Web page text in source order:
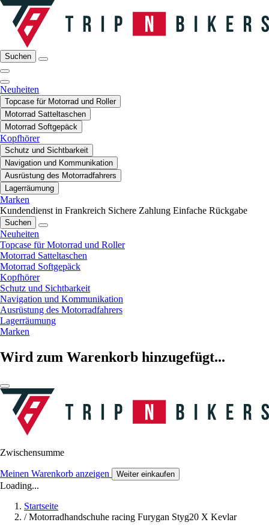
Suchen
Neuheiten
Topcase für Motorrad und Roller
Motorrad Satteltaschen
Motorrad Softgepäck
Kopfhörer
Schutz und Sichtbarkeit
Navigation und Kommunikation
Ausrüstung des Motorradfahrers
Lagerräumung
Marken
Kundendienst in Frankreich Sichere Zahlung Einfache Rückgabe
Suchen
Neuheiten
Topcase für Motorrad und Roller
Motorrad Satteltaschen
Motorrad Softgepäck
Kopfhörer
Schutz und Sichtbarkeit
Navigation und Kommunikation
Ausrüstung des Motorradfahrers
Lagerräumung
Marken
Wird zum Warenkorb hinzugefügt...
Zwischensumme
Meinen Warenkorb anzeigen Weiter einkaufen
Loading...
Startseite
/ Motorradhandschuhe racing Furygan Styg20 X Kevlar